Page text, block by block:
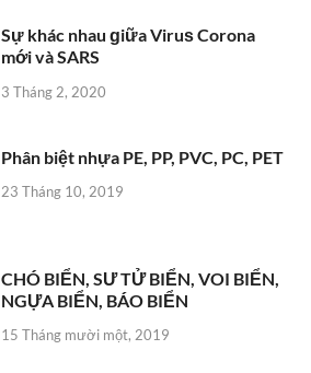
Sự khác nhau ɡiữa Viruѕ Corona
mới và SARS
3 Tháng 2, 2020
Phân biệt nhựa PE, PP, PVC, PC, PET
23 Tháng 10, 2019
CHÓ BIỂN, SƯ TỬ BIỂN, VOI BIỂN,
NGỰA BIỂN, BÁO BIỂN
15 Tháng mười một, 2019